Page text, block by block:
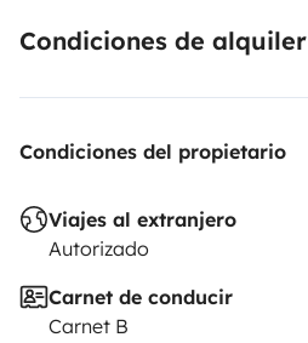
Condiciones de alquiler
Condiciones del propietario
Viajes al extranjero
Autorizado
Carnet de conducir
Carnet B